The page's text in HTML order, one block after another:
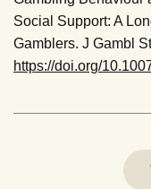
Social Support: A
Gamblers. J Gambl
https://doi.org/